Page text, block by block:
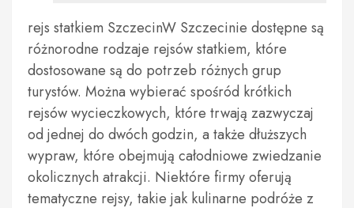
rejs statkiem SzczecinW Szczecinie dostępne są
różnorodne rodzaje rejsów statkiem, które
dostosowane są do potrzeb różnych grup
turystów. Można wybierać spośród krótkich
rejsów wycieczkowych, które trwają zazwyczaj
od jednej do dwóch godzin, a także dłuższych
wypraw, które obejmują całodniowe zwiedzanie
okolicznych atrakcji. Niektóre firmy oferują
tematyczne rejsy, takie jak kulinarne podróże z